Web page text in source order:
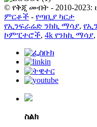
© የቅጂ መብት - 2010-
ምርቶች - የጣቢያ ካርታ
የኢንፍራሬድ ንክኪ ማሳያ,
ኮምፒተሮች, 4k የንክኪ ማሳያ,
ስልክ